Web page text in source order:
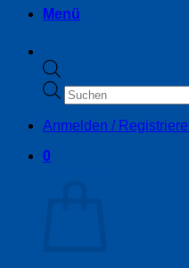
Products
search
Anmelden /
0
Menü